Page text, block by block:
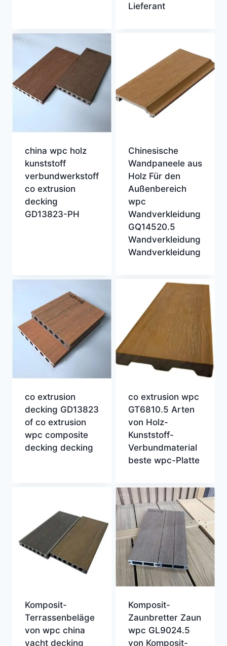
Lieferant
china wpc holz
kunststoff
verbundwerkstoff
co extrusion
decking
GD13823-PH
Chinesische
Wandpaneele aus
Holz Für den
Außenbereich
wpc
Wandverkleidung
GQ14520.5
Wandverkleidung
Wandverkleidung
co extrusion
decking GD13823
of co extrusion
wpc composite
decking decking
co extrusion wpc
GT6810.5 Arten
von Holz-
Kunststoff-
Verbundmaterial
beste wpc-Platte
Komposit-
Terrassenbeläge
von wpc china
yacht decking
Komposit-
Zaunbretter Zaun
wpc GL9024.5
von Komposit-